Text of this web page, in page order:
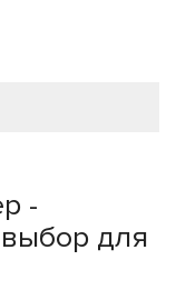
-
для